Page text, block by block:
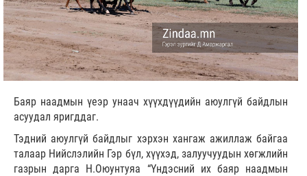
Баяр наадмын үеэр унаач хүүхдүүдийн аюулгүй байдлын
асуудал яригддаг.
Тэдний аюулгүй байдлыг хэрхэн хангаж ажиллаж байгаа
талаар Нийслэлийн Гэр бүл, хүүхэд, залуучуудын хөгжлийн
газрын дарга Н.Оюунтуяа “Үндэсний их баяр наадмын